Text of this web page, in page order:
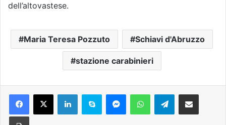
dell’altovastese.
Maria Teresa Pozzuto Schiavi d'Abruzzo
stazione carabinieri
Telegram